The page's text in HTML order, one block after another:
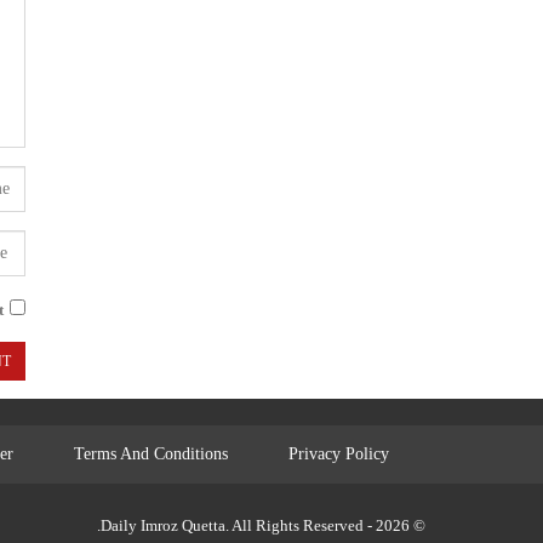
Privacy Policy
Terms And Conditions
© 2026 - Daily Imroz Quetta. All Rights Reserved.